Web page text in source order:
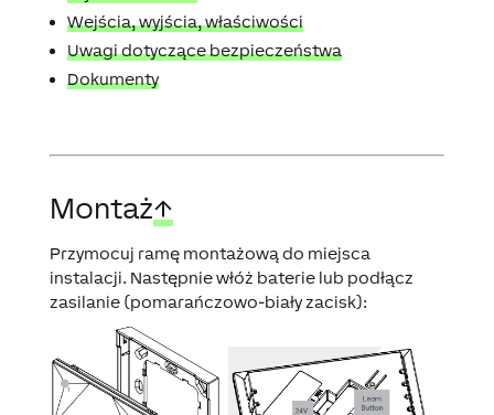
Wejścia, wyjścia, właściwości
Uwagi dotyczące bezpieczeństwa
Dokumenty
Montaż↑
Przymocuj ramę montażową do miejsca
instalacji. Następnie włóż baterie lub podłącz
zasilanie (pomarańczowo-biały zacisk):